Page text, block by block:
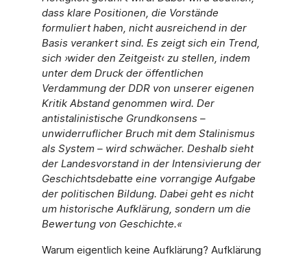
dass klare Positionen, die Vorstände
formuliert haben, nicht ausreichend in der
Basis verankert sind. Es zeigt sich ein Trend,
sich ›wider den Zeitgeist‹ zu stellen, indem
unter dem Druck der öffentlichen
Verdammung der DDR von unserer eigenen
Kritik Abstand genommen wird. Der
antistalinistische Grundkonsens –
unwiderruflicher Bruch mit dem Stalinismus
als System – wird schwächer. Deshalb sieht
der Landesvorstand in der Intensivierung der
Geschichtsdebatte eine vorrangige Aufgabe
der politischen Bildung. Dabei geht es nicht
um historische Aufklärung, sondern um die
Bewertung von Geschichte.«
Warum eigentlich keine Aufklärung? Aufklärung